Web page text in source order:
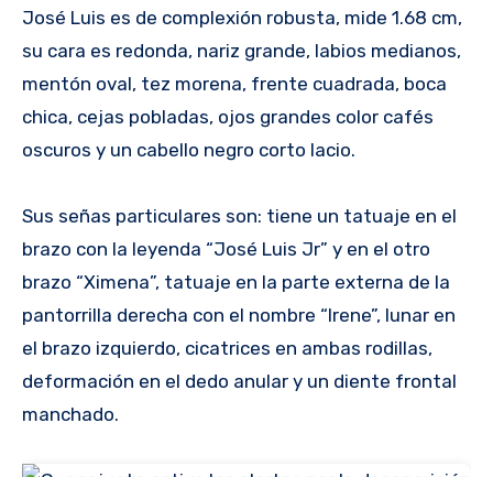
José Luis es de complexión robusta, mide 1.68 cm,
su cara es redonda, nariz grande, labios medianos,
mentón oval, tez morena, frente cuadrada, boca
chica, cejas pobladas, ojos grandes color cafés
oscuros y un cabello negro corto lacio.
Sus señas particulares son: tiene un tatuaje en el
brazo con la leyenda “José Luis Jr” y en el otro
brazo “Ximena”, tatuaje en la parte externa de la
pantorrilla derecha con el nombre “Irene”, lunar en
el brazo izquierdo, cicatrices en ambas rodillas,
deformación en el dedo anular y un diente frontal
manchado.